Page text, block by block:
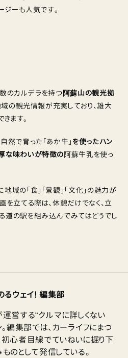
ーも人気です。
のカルデラを持つ阿蘇山の観光拠
の観光情報が充実しており、雄大
ます。
然で育った「あか牛」 を使ったハン
な味わいが特徴の阿蘇牛乳を使っ
域の「食」「景観」「文化」の魅力が
を立てる際は、休憩だけでなく、立
道の駅を組み込んでみてはどうでし
るウェイ! 編集部
運営する“クルマに詳しくない
編集部では、カーライフにまつ
心者目線でていねいに掘り下
のとして発信している。